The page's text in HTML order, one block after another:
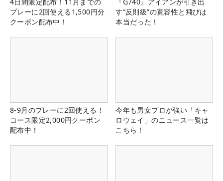
4日間限定配布！11月までの
プレーに2回使える1,500円分
クーポン配布中！
『G740』アイアンが引き出
す“反則級”の寛容性と飛びは
本当だった！
8-9月のプレーに2回使える！
コース限定2,000円クーポン
配布中！
今年も男女プロが強い「キャ
ロウェイ」のニュース一覧は
こちら！